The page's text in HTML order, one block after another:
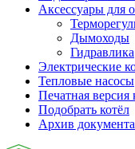
Аксессуары для
Дымоходы
Гидравлика
Электрические
Тепловые насосы
Печатная версия
Подобрать котёл
Архив